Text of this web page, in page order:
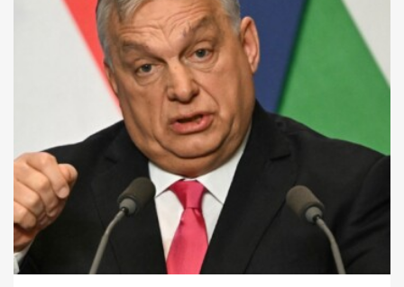
Kínai kutatók új térképen
mutatják meg a Hold
geológiai...